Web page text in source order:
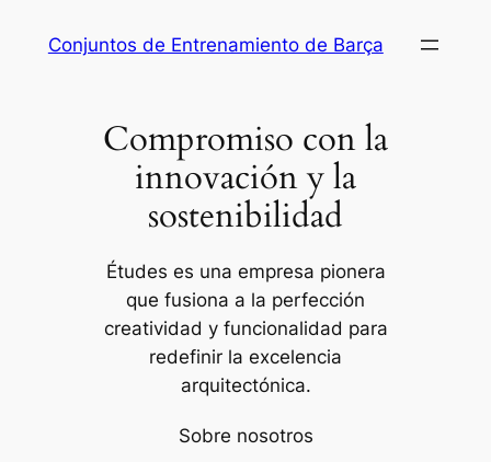
Conjuntos de Entrenamiento de Barça
Compromiso con la
innovación y la
sostenibilidad
Études es una empresa pionera
que fusiona a la perfección
creatividad y funcionalidad para
redefinir la excelencia
arquitectónica.
Sobre nosotros